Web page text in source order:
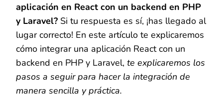
aplicación en React con un backend en PHP
y Laravel? Si tu respuesta es sí, ¡has llegado al
lugar correcto! En este artículo te explicaremos
cómo integrar una aplicación React con un
backend en PHP y Laravel, te explicaremos los
pasos a seguir para hacer la integración de
manera sencilla y práctica.